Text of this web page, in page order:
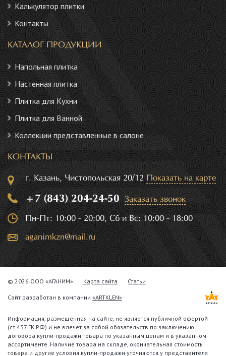
Калькулятор плитки
Контакты
КАТАЛОГ ПРОДУКЦИИ
Напольная плитка
Настенная плитка
Плитка для Кухни
Плитка для Ванной
Коллекции представленные в салоне
КОНТАКТЫ
г. Казань, Чистопольская 20/12 Показать на карте
+7 (843) 204-24-50 Заказать звонок
Пн-Пт: 10:00 - 20:00, Сб и Вс: 10:00 - 18:00
aganimkzn@mail.ru
© 2026 ООО «АГАНИМ» Карта сайта Статьи
Сайт разработан в компании «ARTKLEN»
Информация, размещенная на сайте, не является публичной офертой
(ст.437 ГК РФ) и не влечет за собой обязательств по заключению
договора купли-продажи товара по указанным ценам и в указанном
ассортименте. Наличие товара на складе, окончательная стоимость
товара и другие условия купли-продажи уточняются у представителя